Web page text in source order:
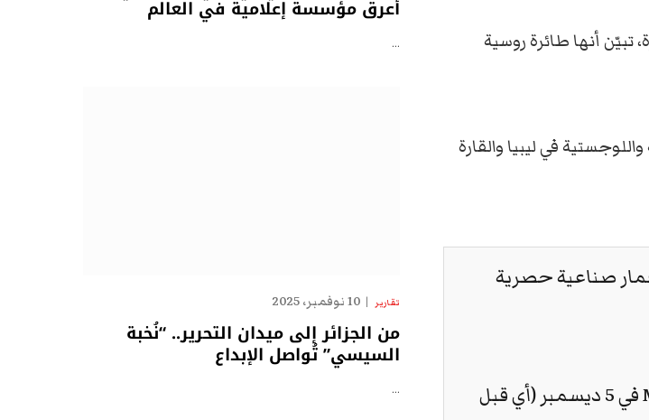
أنها طائرة روسية
في ليبيا والقارة
صناعية حصرية
🔻 إحداها من شركة Airbus في 20 نوفمبر، والأخرى من Maxar في 5 ديسمبر (أي قبل
أعرق مؤسسة إعلامية في العالم
…
تقارير 10 نوفمبر، 2025
من الجزائر إلى ميدان التحرير.. “نُخبة
السيسي” تُواصل الإبداع
…